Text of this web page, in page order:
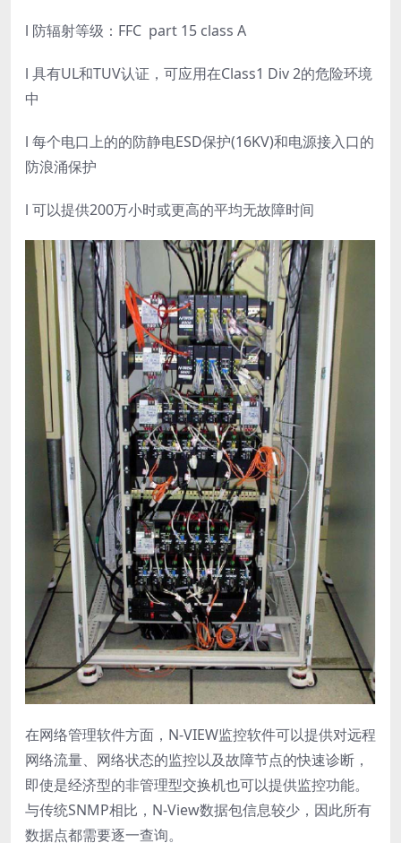
l 防辐射等级：FFC part 15 class A
l 具有UL和TUV认证，可应用在Class1 Div 2的危险环境
中
l 每个电口上的的防静电ESD保护(16KV)和电源接入口的
防浪涌保护
l 可以提供200万小时或更高的平均无故障时间
在网络管理软件方面，N-VIEW监控软件可以提供对远程
网络流量、网络状态的监控以及故障节点的快速诊断，
即使是经济型的非管理型交换机也可以提供监控功能。
与传统SNMP相比，N-View数据包信息较少，因此所有
数据点都需要逐一查询。